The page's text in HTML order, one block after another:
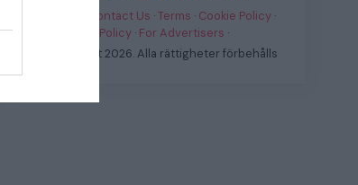
Contact Us ·Terms · Cookie Policy ·
Privacy Policy · For Advertisers ·
© Fast.it 2026. Alla rättigheter förbehålls